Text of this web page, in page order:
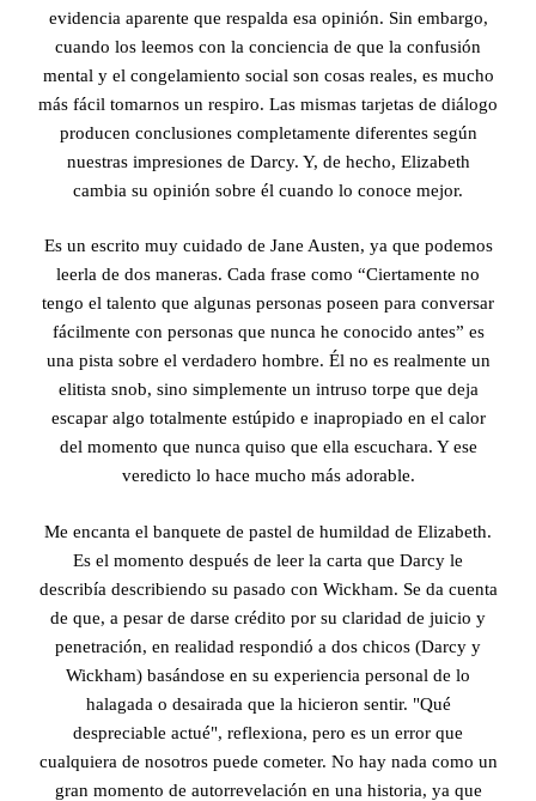
evidencia aparente que respalda esa opinión. Sin embargo,
cuando los leemos con la conciencia de que la confusión
mental y el congelamiento social son cosas reales, es mucho
más fácil tomarnos un respiro. Las mismas tarjetas de diálogo
producen conclusiones completamente diferentes según
nuestras impresiones de Darcy. Y, de hecho, Elizabeth
cambia su opinión sobre él cuando lo conoce mejor.
Es un escrito muy cuidado de Jane Austen, ya que podemos
leerla de dos maneras. Cada frase como “Ciertamente no
tengo el talento que algunas personas poseen para conversar
fácilmente con personas que nunca he conocido antes” es
una pista sobre el verdadero hombre. Él no es realmente un
elitista snob, sino simplemente un intruso torpe que deja
escapar algo totalmente estúpido e inapropiado en el calor
del momento que nunca quiso que ella escuchara. Y ese
veredicto lo hace mucho más adorable.
Me encanta el banquete de pastel de humildad de Elizabeth.
Es el momento después de leer la carta que Darcy le
describía describiendo su pasado con Wickham. Se da cuenta
de que, a pesar de darse crédito por su claridad de juicio y
penetración, en realidad respondió a dos chicos (Darcy y
Wickham) basándose en su experiencia personal de lo
halagada o desairada que la hicieron sentir. "Qué
despreciable actué", reflexiona, pero es un error que
cualquiera de nosotros puede cometer. No hay nada como un
gran momento de autorrevelación en una historia, ya que